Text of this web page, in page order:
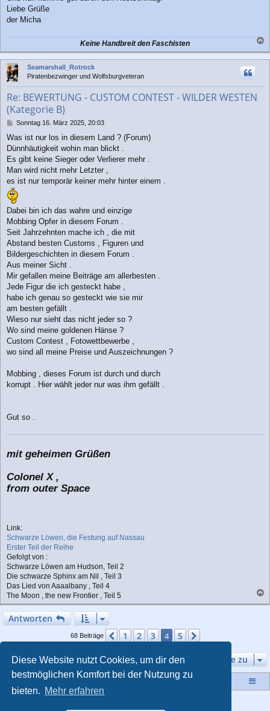
Diese Website nutzt Cookies, um dir den
bestmöglichen Komfort bei der Nutzung zu
bieten. Mehr erfahren
Liebe Grüße
der Micha
Keine Handbreit den Faschisten
a
c
Seamarshall_Rotrock
Piratenbezwinger und Wolfsburgveteran
Re: BEWERTUNG - CUSTOM CONTEST - WILDER WESTEN
(Kategorie B)
B
i
t
r
a
Sonntag 16. März 2025, 20:03
Was ist nur los in diesem Land ? (Forum)
Dünnhäutigkeit wohin man blickt .
Es gibt keine Sieger oder Verlierer mehr .
Man wird nicht mehr Letzter ,
es ist nur temporär keiner mehr hinter einem .
Dabei bin ich das wahre und einzige
Mobbing Opfer in diesem Forum .
Seit Jahrzehnten mache ich , die mit
Abstand besten Customs , Figuren und
Bildergeschichten in diesem Forum .
Aus meiner Sicht .
Mir gefallen meine Beiträge am allerbesten .
Jede Figur die ich gesteckt habe ,
habe ich genau so gesteckt wie sie mir
am besten gefällt .
Wieso nur sieht das nicht jeder so ?
Wo sind meine goldenen Hänse ?
Custom Contest , Fotowettbewerbe ,
wo sind all meine Preise und Auszeichnungen ?
Mobbing , dieses Forum ist durch und durch
korrupt . Hier wählt jeder nur was ihm gefällt .
Gut so .
mit geheimen Grüßen
Colonel X ,
from outer Space
Link:
Schwarze Löwen, die Festung auf Nassau
Erster Teil der Reihe
Gefolgt von :
Schwarze Löwen am Hudson, Teil 2
Die schwarze Sphinx am Nil , Teil 3
Das Lied von Aaaalbany , Teil 4
The Moon , the new Frontier , Teil 5
a
Antworten
68 Beiträge Vorherige
1 2 3 4 5
Gehe zu
Startseite